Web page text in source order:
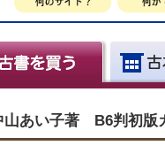
山あい子著 B6判初